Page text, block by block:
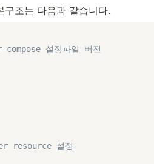
조는 다음과 같습니다.
설정파일 버전
resource 설정